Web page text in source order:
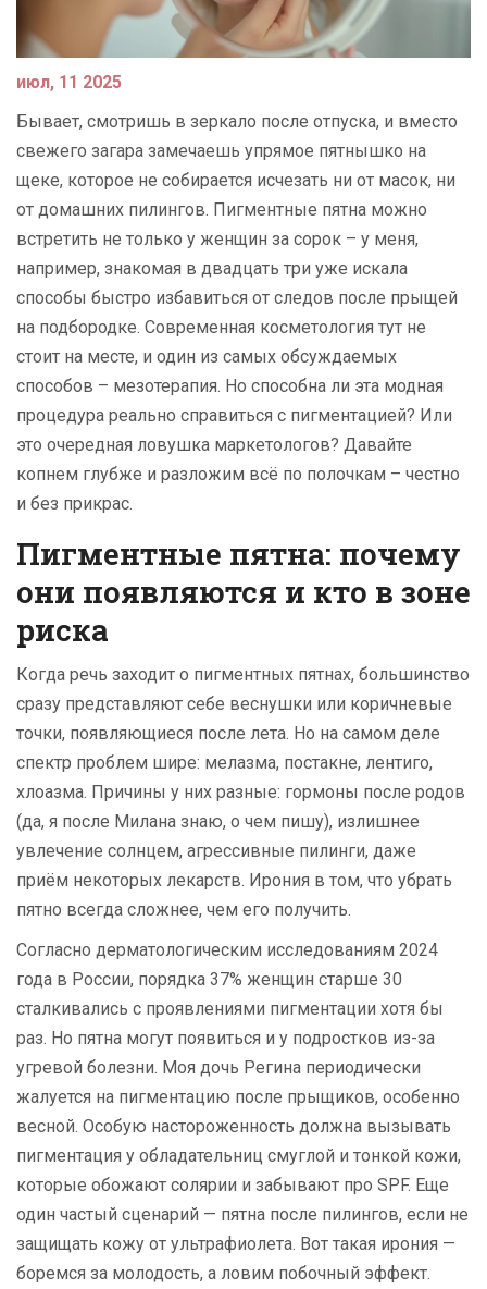
июл, 11 2025
Бывает, смотришь в зеркало после отпуска, и вместо
свежего загара замечаешь упрямое пятнышко на
щеке, которое не собирается исчезать ни от масок, ни
от домашних пилингов. Пигментные пятна можно
встретить не только у женщин за сорок – у меня,
например, знакомая в двадцать три уже искала
способы быстро избавиться от следов после прыщей
на подбородке. Современная косметология тут не
стоит на месте, и один из самых обсуждаемых
способов – мезотерапия. Но способна ли эта модная
процедура реально справиться с пигментацией? Или
это очередная ловушка маркетологов? Давайте
копнем глубже и разложим всё по полочкам – честно
и без прикрас.
Пигментные пятна: почему
они появляются и кто в зоне
риска
Когда речь заходит о пигментных пятнах, большинство
сразу представляют себе веснушки или коричневые
точки, появляющиеся после лета. Но на самом деле
спектр проблем шире: мелазма, постакне, лентиго,
хлоазма. Причины у них разные: гормоны после родов
(да, я после Милана знаю, о чем пишу), излишнее
увлечение солнцем, агрессивные пилинги, даже
приём некоторых лекарств. Ирония в том, что убрать
пятно всегда сложнее, чем его получить.
Согласно дерматологическим исследованиям 2024
года в России, порядка 37% женщин старше 30
сталкивались с проявлениями пигментации хотя бы
раз. Но пятна могут появиться и у подростков из-за
угревой болезни. Моя дочь Регина периодически
жалуется на пигментацию после прыщиков, особенно
весной. Особую настороженность должна вызывать
пигментация у обладательниц смуглой и тонкой кожи,
которые обожают солярии и забывают про SPF. Еще
один частый сценарий — пятна после пилингов, если не
защищать кожу от ультрафиолета. Вот такая ирония —
боремся за молодость, а ловим побочный эффект.